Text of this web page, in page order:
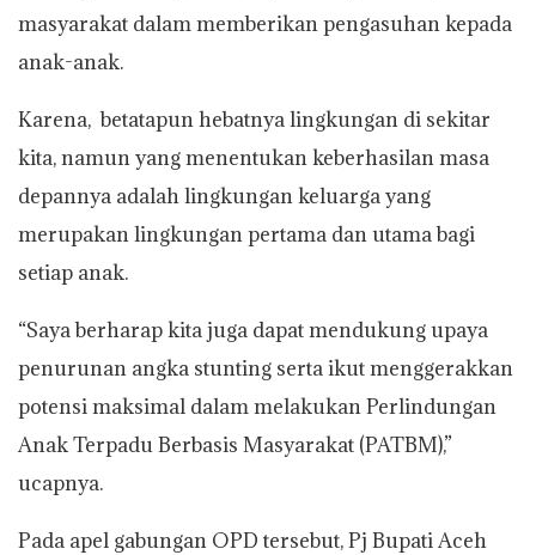
masyarakat dalam memberikan pengasuhan kepada
anak-anak.
Karena, betatapun hebatnya lingkungan di sekitar
kita, namun yang menentukan keberhasilan masa
depannya adalah lingkungan keluarga yang
merupakan lingkungan pertama dan utama bagi
setiap anak.
“Saya berharap kita juga dapat mendukung upaya
penurunan angka stunting serta ikut menggerakkan
potensi maksimal dalam melakukan Perlindungan
Anak Terpadu Berbasis Masyarakat (PATBM),”
ucapnya.
Pada apel gabungan OPD tersebut, Pj Bupati Aceh